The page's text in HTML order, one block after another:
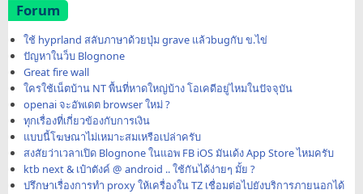
Forum
ใช้ hyprland สลับภาษาด้วยปุ่ม grave แล้วbugกับ ข.ไข่
ปัญหาในว็บ Blognone
Great fire wall
ใครใช้เน็ตบ้าน NT พื้นที่หาดใหญ่บ้าง โอเคดีอยู่ไหมในปัจจุบัน
openai จะอัพเดต browser ใหม่ ?
ทุกเรื่องที่เกี่ยวข้องกับการเงิน
แบบนี้โฆษณาไม่เหมาะสมเหรือเปล่าครับ
สงสัยว่าเวลาเปิด Blognone ในแอพ FB iOS มันเด้ง App Store ไหมครับ
ktb next & เป๋าตังค์ @ android .. ใช้กันได้ง่ายๆ มั้ย ?
ปรึกษาเรื่องการทำ proxy ให้เครื่องใน TZ เชื่อมต่อไปยังบริการภายนอกได้